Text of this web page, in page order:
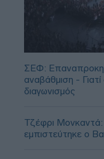
ΣΕΦ:
αναβάθμιση -
διαγωνισμός
Τζέφρι Μονκαντά:
εμπιστεύτηκε ο